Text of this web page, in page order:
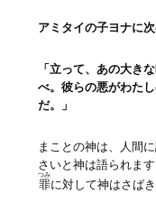
アミタイの子ヨナに
「立って、あの大き
べ。彼らの悪がわた
だ。」 （ヨ
まことの神は、人間
さいと神は語られま
罪
つみ
に対して神はさば